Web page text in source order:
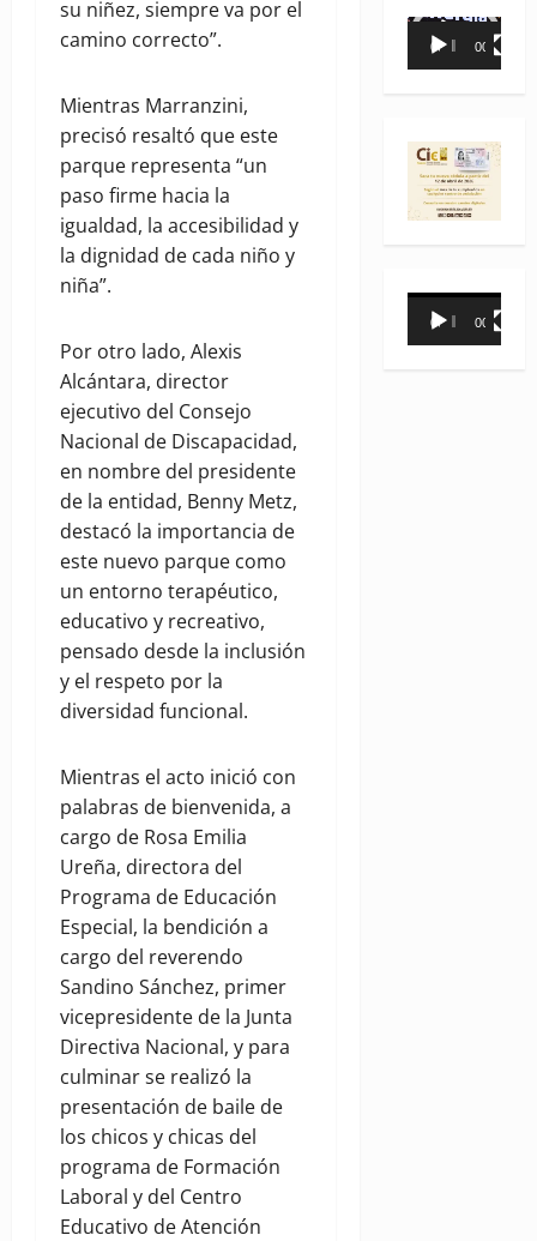
su niñez, siempre va por el
camino correcto”.
Mientras Marranzini,
precisó resaltó que este
parque representa “un
paso firme hacia la
igualdad, la accesibilidad y
la dignidad de cada niño y
niña”.
Por otro lado, Alexis
Alcántara, director
ejecutivo del Consejo
Nacional de Discapacidad,
en nombre del presidente
de la entidad, Benny Metz,
destacó la importancia de
este nuevo parque como
un entorno terapéutico,
educativo y recreativo,
pensado desde la inclusión
y el respeto por la
diversidad funcional.
Mientras el acto inició con
palabras de bienvenida, a
cargo de Rosa Emilia
Ureña, directora del
Programa de Educación
Especial, la bendición a
cargo del reverendo
Sandino Sánchez, primer
vicepresidente de la Junta
Directiva Nacional, y para
culminar se realizó la
presentación de baile de
los chicos y chicas del
programa de Formación
Laboral y del Centro
Educativo de Atención
Reproductor
00:00 00:35
Reproductor
00:00 00:31